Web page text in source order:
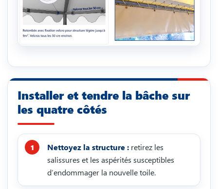
Installer et tendre la bâche sur
les quatre côtés
Nettoyez la structure : retirez les
salissures et les aspérités susceptibles
d’endommager la nouvelle toile.